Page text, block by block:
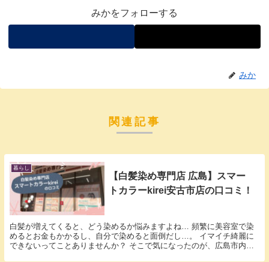
みかをフォローする
みか
関連記事
暮らし
【白髪染め専門店 広島】スマー
トカラーkirei安古市店の口コミ！
白髪が増えてくると、どう染めるか悩みますよね… 頻繁に美容室で染
めるとお金もかかるし、自分で染めると面倒だし…。 イマイチ綺麗に
できないってことありませんか？ そこで気になったのが、広島市内に